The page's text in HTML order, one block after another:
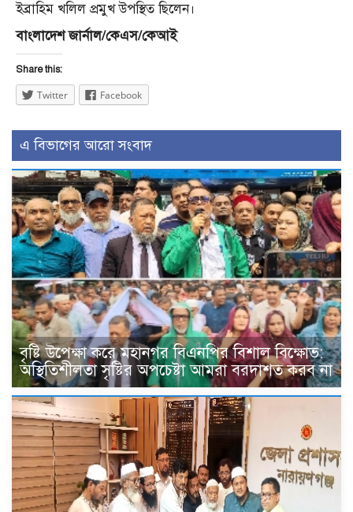
ইব্রাহিম খলিল প্রমুখ উপস্থিত ছিলেন।
বাংলাদেশ জার্নাল/কেএস/কেআই
Share this:
Twitter Facebook
এ বিভাগের আরো সংবাদ
বৃষ্টি উপেক্ষা করে মহানগর বিএনপির বিশাল বিক্ষোভ:
অস্থিতিশীলতা সৃষ্টির অপচেষ্টা আমরা বরদাশত করব না